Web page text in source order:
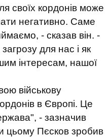
своїх кордонів може
негативно. Саме
- сказав він. -
для нас і як
інтересам, нашої
військову
в Європі. Це
- зазначив
цьому Пєсков зробив